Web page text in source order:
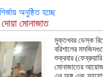
অনুষ্ঠিত হচ্ছে
মোনাজাত
মুক্তখবর ডেস্ক
বরিশালের
শুক্রবার
মোনাজাতের